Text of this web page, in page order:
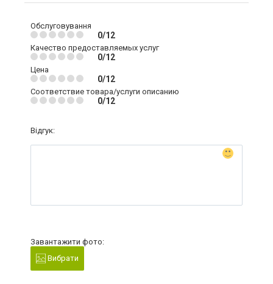
Обслуговування
0/12
Качество предоставляемых услуг
0/12
Цена
0/12
Соответствие товара/услуги описанию
0/12
Відгук:
Завантажити фото:
Вибрати